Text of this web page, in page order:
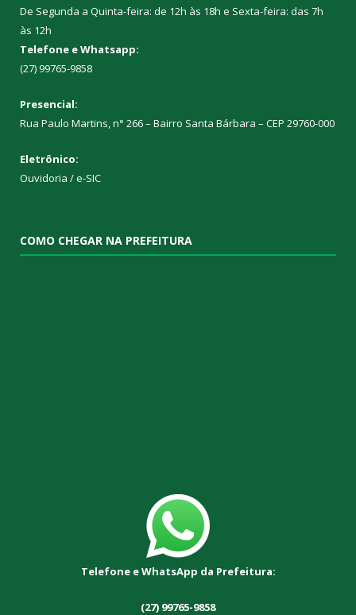
De Segunda a Quinta-feira: de 12h às 18h e Sexta-feira: das 7h
às 12h
Telefone e Whatsapp:
(27) 99765-9858
Presencial:
Rua Paulo Martins, n° 266 – Bairro Santa Bárbara – CEP 29760-000
Eletrônico:
Ouvidoria /e-SIC
COMO CHEGAR NA PREFEITURA
Telefone e WhatsApp da Prefeitura:
(27) 99765-9858